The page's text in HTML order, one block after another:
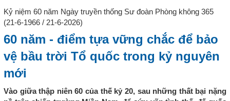
Kỷ niệm 60 năm Ngày truyền thống Sư đoàn Phòng không 365
(21-6-1966 / 21-6-2026)
60 năm - điểm tựa vững chắc để bảo
vệ bầu trời Tổ quốc trong kỷ nguyên
mới
Vào giữa thập niên 60 của thế kỷ 20, sau những thất bại nặng